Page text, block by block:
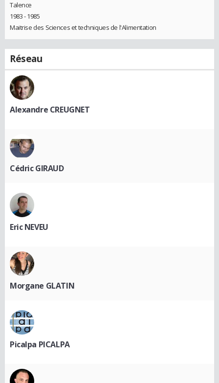
Talence
1983 - 1985
Maitrise des Sciences et techniques de l'Alimentation
Réseau
Alexandre CREUGNET
Cédric GIRAUD
Eric NEVEU
Morgane GLATIN
Picalpa PICALPA